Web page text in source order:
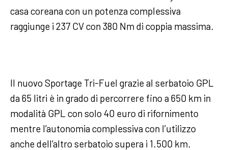
casa coreana con un potenza complessiva
raggiunge i 237 CV con 380 Nm di coppia massima.
Il nuovo Sportage Tri-Fuel grazie al serbatoio GPL
da 65 litri è in grado di percorrere fino a 650 km in
modalità GPL con solo 40 euro di rifornimento
mentre l’autonomia complessiva con l’utilizzo
anche dell’altro serbatoio supera i 1.500 km.